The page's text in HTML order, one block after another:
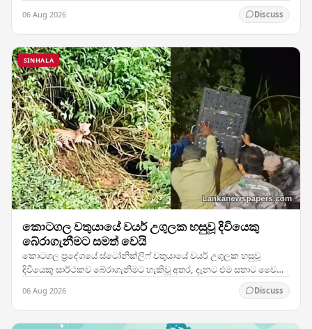
06 Aug 2026 Discuss
SINHALA
කොටගල වතුයායේ වයර් උගුලක හසුවූ දිවියෙකු
බේරාගැනීමට සමත් වෙයි
කොටගල ප්‍රදේශයේ ස්ටෝනික්ලිෆ් වතුයායේ වයර් උගුලක හසුවූ
දිවියෙකු සාර්ථකව බේරාගැනීමට හැකිවූ අතර, දැනට එම සතාට වෛද්‍ය
06 Aug 2026 Discuss